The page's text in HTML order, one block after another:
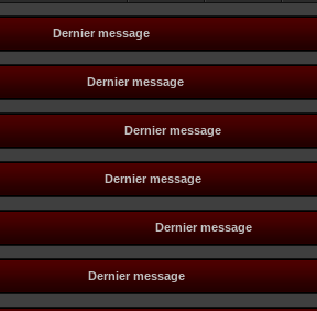
Dernier message
Dernier message
Dernier message
Dernier message
Dernier message
Dernier message